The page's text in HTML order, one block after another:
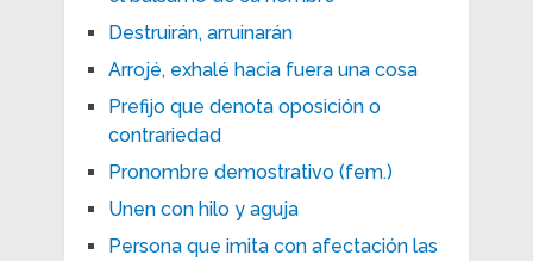
Destruirán, arruinarán
Arrojé, exhalé hacia fuera una cosa
Prefijo que denota oposición o
contrariedad
Pronombre demostrativo (fem.)
Unen con hilo y aguja
Persona que imita con afectación las